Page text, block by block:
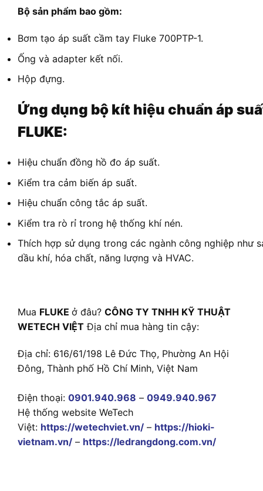
Bộ sản phẩm bao gồm:
Bơm tạo áp suất cầm tay Fluke 700PTP-1.
Ống và adapter kết nối.
Hộp đựng.
Ứng dụng bộ kít hiệu chuẩn áp
FLUKE:
Hiệu chuẩn đồng hồ đo áp suất.
Kiểm tra cảm biến áp suất.
Hiệu chuẩn công tắc áp suất.
Kiểm tra rò rỉ trong hệ thống khí nén.
Thích hợp sử dụng trong các ngành công nghiệp như
dầu khí, hóa chất, năng lượng và HVAC.
Mua FLUKE ở đâu? CÔNG TY TNHH KỸ THUẬT
WETECH VIỆT Địa chỉ mua hàng tin cậy:
Địa chỉ: 616/61/198 Lê Đức Thọ, Phường An Hội
Đông, Thành phố Hồ Chí Minh, Việt Nam
Điện thoại: 0901.940.968 – 0949.940.967
Hệ thống website WeTech
Việt: https://wetechviet.vn/ – https://hioki-
vietnam.vn/ – https://ledrangdong.com.vn/